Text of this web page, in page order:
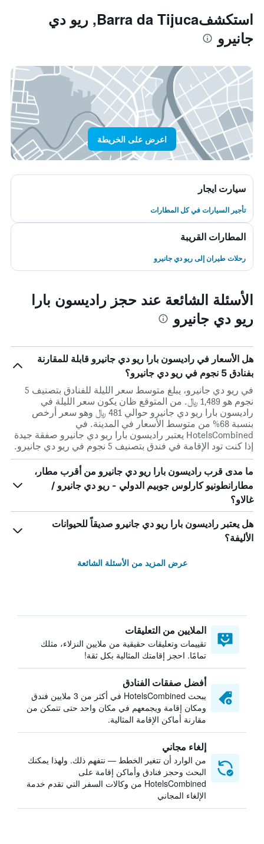
استكشفBarra da Tijuca, ريو دي
جانيرو
اعرض على الخريطة
سيارت ايجار
تأجير السيارات في كل المطارات
المطارات القريبة
رحلات طيران إلى ريو دي جانيرو
الأسئلة الشائعة عند حجز راديسون بارا
ريو دي جانيرو
هل الأسعار في راديسون بارا ريو دي جانيرو قابلة للمقارنة
بفنادق 5 نجوم في ريو دي جانيرو؟
في ريو دي جانيرو، يبلغ متوسط ​​سعر الليلة للفنادق بتصنيف 5
نجوم هو 1,489 ﷼. من المتوقع ظان يكون سعر الليلة في
راديسون بارا ريو دي جانيرو حوالي 481 ﷼ وهو سعر أرخص
بنسبة 68% من متوسط الأسعار في المدينة. في
HotelsCombined يعتبر راديسون بارا ريو دي جانيرو صفقة جيدة
إذا كنت تود الإقامة في فندق بتصنيف 5 نجوم في ريو دي جانيرو.
ما مدى قرب راديسون بارا ريو دي جانيرو من أقرب مطار،
مطارانطونيو كارلوس جوبيم الدولي - ريو دي جانيرو /
غالاو؟
هل يعتبر راديسون بارا ريو دي جانيرو صديقاً للحيوانات
الأليفة؟
عرض المزيد من الأسئلة الشائعة
الملايين من التعليقات
تقييمات وتعليقات حقيقية من ملايين النزلاء، مثلك
تمامًا. احجز إقامتك المثالية بكل ثقة!
أفضل صفقات الفنادق
يبحث HotelsCombined في أكثر من 3 ملايين فندق
ومكان إقامة ويجمعهم في مكان واحد حتى تتمكن من
مقارنة أماكن الإقامة المثالية.
إلغاء مجاني
من الوارد أن تتغير الخطط — نتفهم ذلك. ولهذا يمكنك
البحث وحجز فنادق وأماكن إقامة على
HotelsCombined من وكالات السفر التي تقدم خدمة
الإلغاء المجاني